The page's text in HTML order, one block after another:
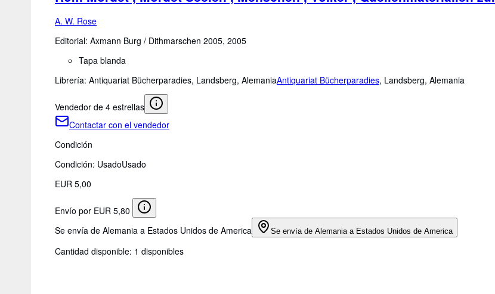
A. W. Rose
Editorial: Axmann Burg / Dithmarschen 2005, 2005
Tapa blanda
Librería: Antiquariat Bücherparadies, Landsberg, AlemaniaAntiquariat Bücherparadies, Landsberg, Alemania
Vendedor de 4 estrellas
Contactar con el vendedor
Condición
Condición: UsadoUsado
EUR 5,00
Envío por EUR 5,80
Se envía de Alemania a Estados Unidos de America
Se envía de Alemania a Estados Unidos de America
Cantidad disponible: 1 disponibles